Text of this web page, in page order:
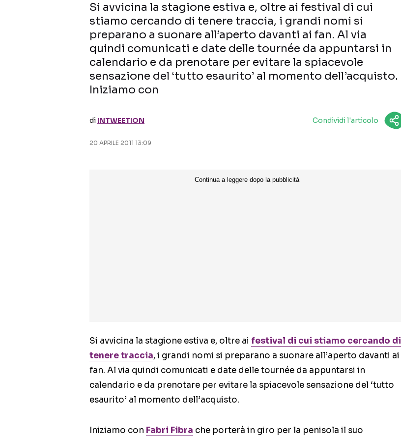
Si avvicina la stagione estiva e, oltre ai festival di cui
stiamo cercando di tenere traccia, i grandi nomi si
preparano a suonare all’aperto davanti ai fan. Al via
quindi comunicati e date delle tournée da appuntarsi in
calendario e da prenotare per evitare la spiacevole
sensazione del ‘tutto esaurito’ al momento dell’acquisto.
Iniziamo con
di INTWEETION Condividi l'articolo
20 APRILE 2011 13:09
Si avvicina la stagione estiva e, oltre ai festival di cui stiamo cercando di
tenere traccia, i grandi nomi si preparano a suonare all’aperto davanti ai
fan. Al via quindi comunicati e date delle tournée da appuntarsi in
calendario e da prenotare per evitare la spiacevole sensazione del ‘tutto
esaurito’ al momento dell’acquisto.
Iniziamo con Fabri Fibra che porterà in giro per la penisola il suo